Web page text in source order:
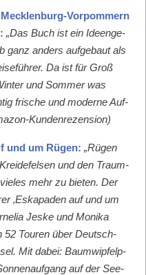
Vor­pom­mern
„Das Buch ist ein Ideenge­
ganz anders aufge­baut als
Da ist für Groß
und Som­mer was
frische und mod­erne Auf­
Kun­den­rezen­sion)
und um Rügen: „Rügen
und den Traum­
mehr zu bieten. Der
‚Eska­paden auf und um
Jeske und Moni­ka
52 Touren über Deutsch­
Mit dabei: Baumwipfelp­
auf der See­